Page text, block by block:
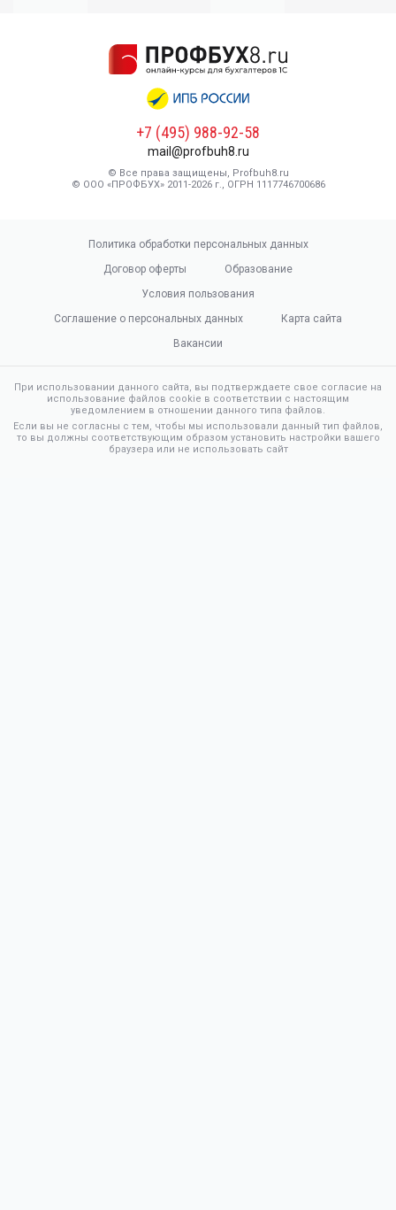
+7 (495) 988-92-58
mail@profbuh8.ru
© Все права защищены, Profbuh8.ru
© ООО «ПРОФБУХ» 2011-2026 г., ОГРН 1117746700686
Политика обработки персональных данных
Договор оферты
Образование
Условия пользования
Соглашение о персональных данных
Карта сайта
Вакансии
При использовании данного сайта, вы подтверждаете свое согласие на
использование файлов cookie в соответствии с настоящим
уведомлением в отношении данного типа файлов.
Если вы не согласны с тем, чтобы мы использовали данный тип файлов,
то вы должны соответствующим образом установить настройки вашего
браузера или не использовать сайт